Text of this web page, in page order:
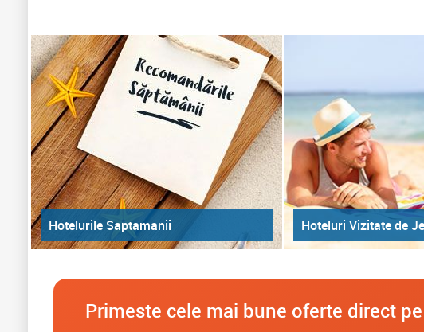
Hotelurile Saptamanii Hoteluri Vizitate de
Primeste cele mai bune oferte direct